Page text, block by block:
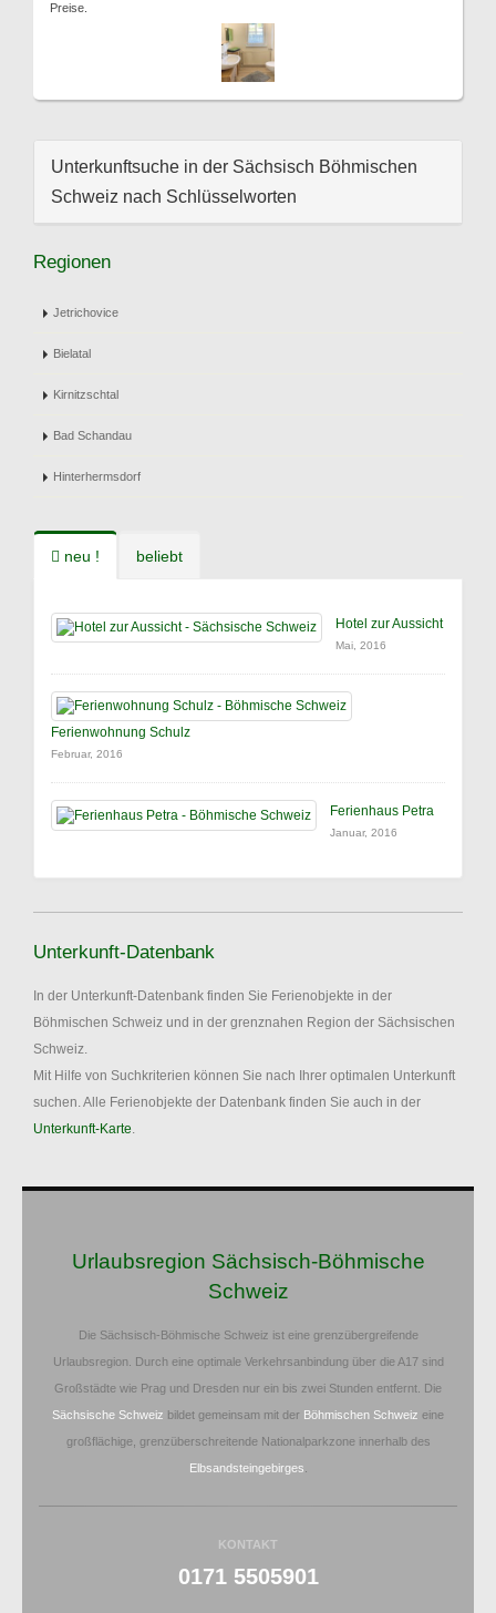
Preise.
Unterkunftsuche in der Sächsisch Böhmischen
Schweiz nach Schlüsselworten
Regionen
Jetrichovice
Bielatal
Kirnitzschtal
Bad Schandau
Hinterhermsdorf
neu ! beliebt
Hotel zur Aussicht
Mai, 2016
Ferienwohnung Schulz
Februar, 2016
Ferienhaus Petra
Januar, 2016
Unterkunft-Datenbank
In der Unterkunft-Datenbank finden Sie Ferienobjekte in der
Böhmischen Schweiz und in der grenznahen Region der Sächsischen
Schweiz.
Mit Hilfe von Suchkriterien können Sie nach Ihrer optimalen Unterkunft
suchen. Alle Ferienobjekte der Datenbank finden Sie auch in der
Unterkunft-Karte.
Urlaubsregion Sächsisch-Böhmische
Schweiz
Die Sächsisch-Böhmische Schweiz ist eine grenzübergreifende
Urlaubsregion. Durch eine optimale Verkehrsanbindung über die A17 sind
Großstädte wie Prag und Dresden nur ein bis zwei Stunden entfernt. Die
Sächsische Schweiz bildet gemeinsam mit der Böhmischen Schweiz eine
großflächige, grenzüberschreitende Nationalparkzone innerhalb des
Elbsandsteingebirges
KONTAKT
0171 5505901